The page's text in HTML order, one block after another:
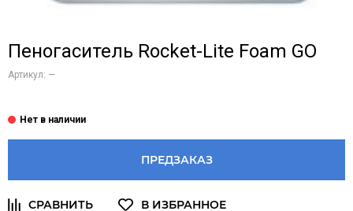
Пеногаситель Rocket-Lite Foam GO
Артикул: —
ПРЕДЗАКАЗ